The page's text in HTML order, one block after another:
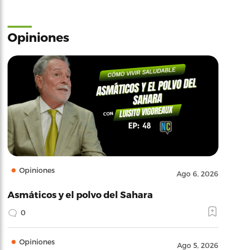
Opiniones
Opiniones Ago 6, 2026
Asmáticos y el polvo del Sahara
0
Opiniones Ago 5, 2026